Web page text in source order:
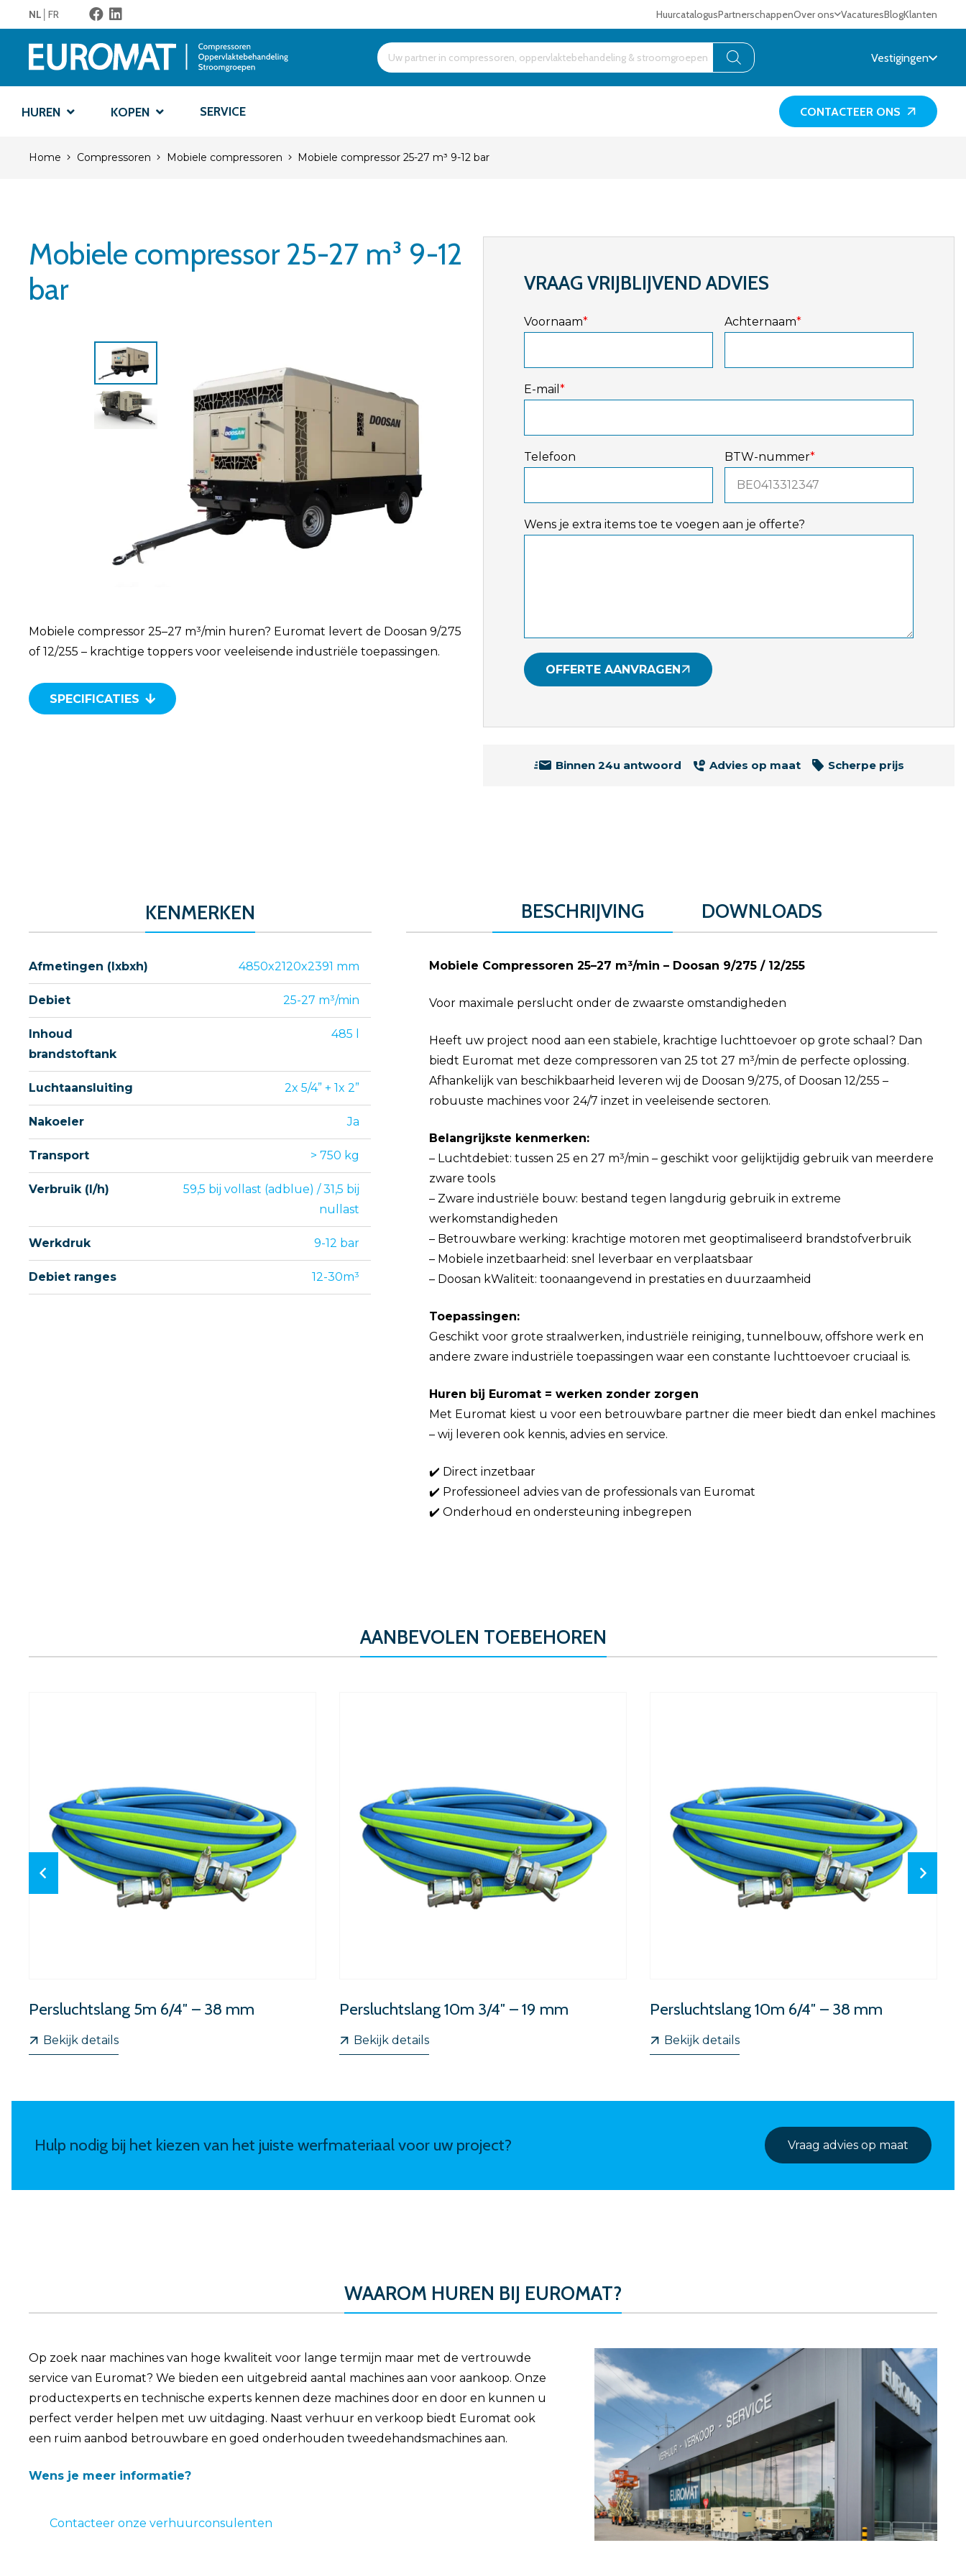
NL FR HuurcatalogusPartnerschappenOver ons VacaturesBlogKlanten
Products
search
Vestigingen
HUREN KOPEN SERVICE CONTACTEER ONS
Home Compressoren Mobiele compressoren Mobiele compressor 25-27 m³ 9-12 bar
Mobiele compressor 25-27 m³ 9-12
bar
Mobiele compressor 25–27 m³/min huren? Euromat levert de Doosan 9/275
of 12/255 – krachtige toppers voor veeleisende industriële toepassingen.
SPECIFICATIES
VRAAG VRIJBLIJVEND ADVIES
Voornaam* Achternaam*
E-mail *
Telefoon BTW-nummer*
Wens je extra items toe te voegen aan je offerte?
OFFERTE AANVRAGEN
Binnen 24u antwoord Advies op maat Scherpe prijs
KENMERKEN
Afmetingen (lxbxh) 4850x2120x2391 mm
Debiet 25-27 m³/min
Inhoud
brandstoftank
485 l
Luchtaansluiting 2x 5/4” + 1x 2”
Nakoeler Ja
Transport > 750 kg
Verbruik (l/h)
59,5 bij vollast (adblue) / 31,5 bij
nullast
Werkdruk 9-12 bar
Debiet ranges 12-30m³
BESCHRIJVING DOWNLOADS
Mobiele Compressoren 25–27 m³/min – Doosan 9/275 / 12/255
Voor maximale perslucht onder de zwaarste omstandigheden
Heeft uw project nood aan een stabiele, krachtige luchttoevoer op grote schaal? Dan
biedt Euromat met deze compressoren van 25 tot 27 m³/min de perfecte oplossing.
Afhankelijk van beschikbaarheid leveren wij de Doosan 9/275, of Doosan 12/255 –
robuuste machines voor 24/7 inzet in veeleisende sectoren.
Belangrijkste kenmerken:
– Luchtdebiet: tussen 25 en 27 m³/min – geschikt voor gelijktijdig gebruik van meerdere
zware tools
– Zware industriële bouw: bestand tegen langdurig gebruik in extreme
werkomstandigheden
– Betrouwbare werking: krachtige motoren met geoptimaliseerd brandstofverbruik
– Mobiele inzetbaarheid: snel leverbaar en verplaatsbaar
– Doosan kWaliteit: toonaangevend in prestaties en duurzaamheid
Toepassingen:
Geschikt voor grote straalwerken, industriële reiniging, tunnelbouw, offshore werk en
andere zware industriële toepassingen waar een constante luchttoevoer cruciaal is.
Huren bij Euromat = werken zonder zorgen
Met Euromat kiest u voor een betrouwbare partner die meer biedt dan enkel machines
– wij leveren ook kennis, advies en service.
✔️ Direct inzetbaar
✔️ Professioneel advies van de professionals van Euromat
✔️ Onderhoud en ondersteuning inbegrepen
AANBEVOLEN TOEBEHOREN
Persluchtslang 5m 6/4″ – 38 mm
Bekijk details
Persluchtslang 10m 3/4″ – 19 mm
Bekijk details
Persluchtslang 10m 6/4″ – 38 mm
Bekijk details
Hulp nodig bij het kiezen van het juiste werfmateriaal voor uw project? Vraag advies op maat
WAAROM HUREN BIJ EUROMAT?
Op zoek naar machines van hoge kwaliteit voor lange termijn maar met de vertrouwde
service van Euromat? We bieden een uitgebreid aantal machines aan voor aankoop. Onze
productexperts en technische experts kennen deze machines door en door en kunnen u
perfect verder helpen met uw uitdaging. Naast verhuur en verkoop biedt Euromat ook
een ruim aanbod betrouwbare en goed onderhouden tweedehandsmachines aan.
Wens je meer informatie?
Contacteer onze verhuurconsulenten